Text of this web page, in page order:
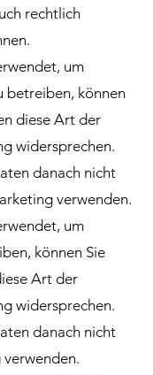
rechtlich
um
betreiben, können
diese Art der
widersprechen.
danach nicht
verwenden.
um
können Sie
Art der
widersprechen.
danach nicht